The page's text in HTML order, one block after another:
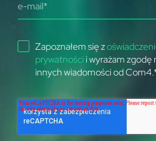
Zapoznałem się z
prywatności i wyrażam
innych wiadomości od Com4.